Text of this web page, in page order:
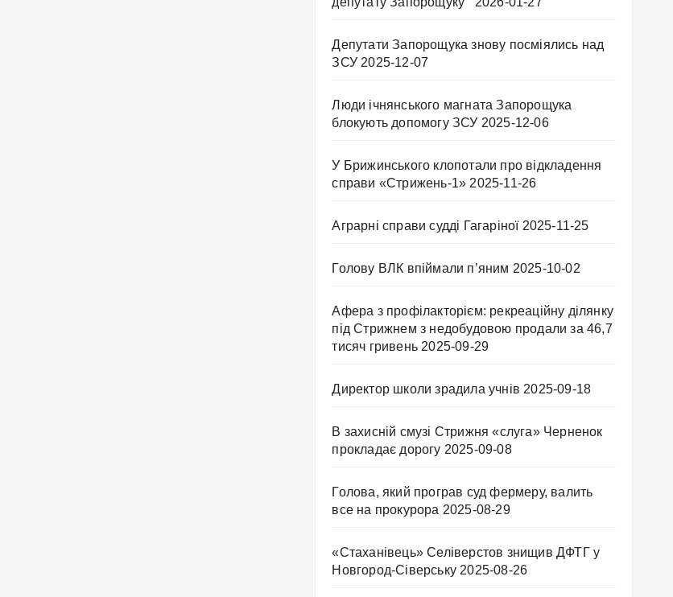
Депутати Запорощука знову посміялись над
ЗСУ 2025-12-07
Люди ічнянського магната Запорощука
блокують допомогу ЗСУ 2025-12-06
У Брижинського клопотали про відкладення
справи «Стрижень-1» 2025-11-26
Аграрні справи судді Гагаріної 2025-11-25
Голову ВЛК впіймали п’яним 2025-10-02
Афера з профілакторієм: рекреаційну ділянку
під Стрижнем з недобудовою продали за 46,7
тисяч гривень 2025-09-29
Директор школи зрадила учнів 2025-09-18
В захисній смузі Стрижня «слуга» Черненок
прокладає дорогу 2025-09-08
Голова, який програв суд фермеру, валить
все на прокурора 2025-08-29
«Стаханівець» Селіверстов знищив ДФТГ у
Новгород-Сіверську 2025-08-26